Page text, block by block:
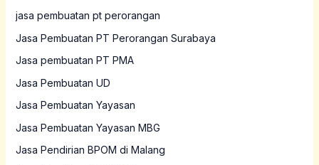
jasa pembuatan pt perorangan
Jasa Pembuatan PT Perorangan Surabaya
Jasa pembuatan PT PMA
Jasa Pembuatan UD
Jasa Pembuatan Yayasan
Jasa Pembuatan Yayasan MBG
Jasa Pendirian BPOM di Malang